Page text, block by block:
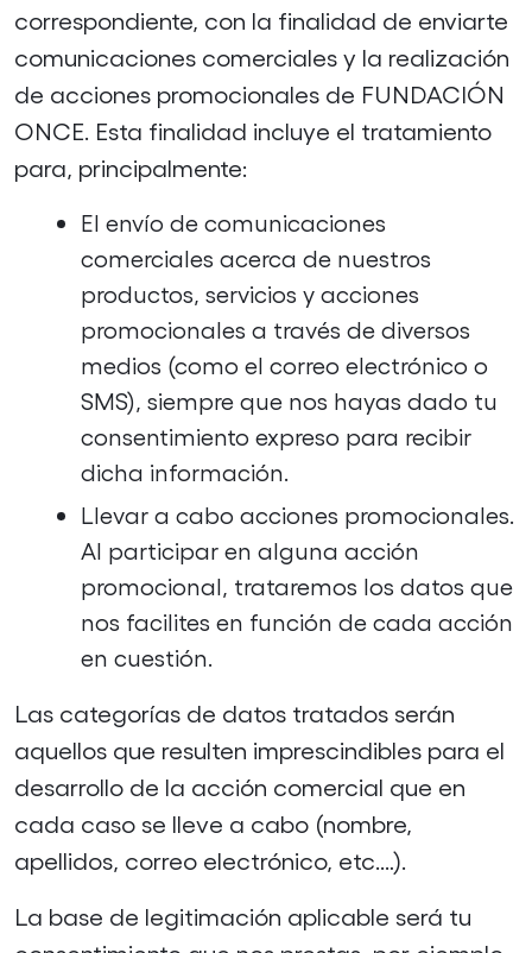
correspondiente, con la finalidad de enviarte
comunicaciones comerciales y la realización
de acciones promocionales de FUNDACIÓN
ONCE. Esta finalidad incluye el tratamiento
para, principalmente:
El envío de comunicaciones
comerciales acerca de nuestros
productos, servicios y acciones
promocionales a través de diversos
medios (como el correo electrónico o
SMS), siempre que nos hayas dado tu
consentimiento expreso para recibir
dicha información.
Llevar a cabo acciones promocionales.
Al participar en alguna acción
promocional, trataremos los datos que
nos facilites en función de cada acción
en cuestión.
Las categorías de datos tratados serán
aquellos que resulten imprescindibles para el
desarrollo de la acción comercial que en
cada caso se lleve a cabo (nombre,
apellidos, correo electrónico, etc.…).
La base de legitimación aplicable será tu